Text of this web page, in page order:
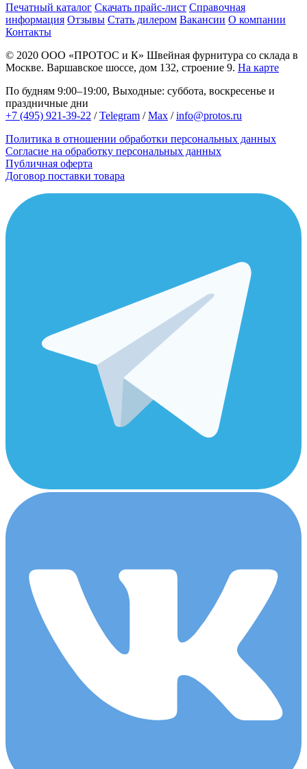
Печатный каталог Скачать прайс-лист Справочная
информация Отзывы Стать дилером Вакансии О компании
Контакты
© 2020 ООО «ПРОТОС и К» Швейная фурнитура со склада в
Москве. Варшавское шоссе, дом 132, строение 9. На карте
По будням 9:00–19:00, Выходные: суббота, воскресенье и
праздничные дни
+7 (495) 921-39-22 /Telegram /Max /info@protos.ru
Политика в отношении обработки персональных данных
Согласие на обработку персональных данных
Публичная оферта
Договор поставки товара